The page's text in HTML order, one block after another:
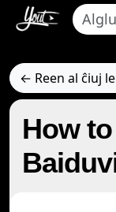
← Reen al ĉiuj
How